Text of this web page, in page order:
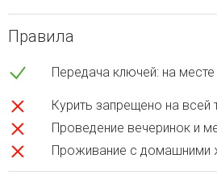
Правила
Передача ключей: на месте
Курить запрещено на всей
Проведение вечеринок и
Проживание с домашними